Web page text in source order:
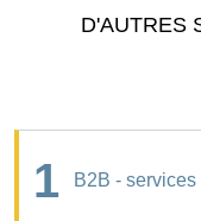
D'AUTRES
1 B2B -